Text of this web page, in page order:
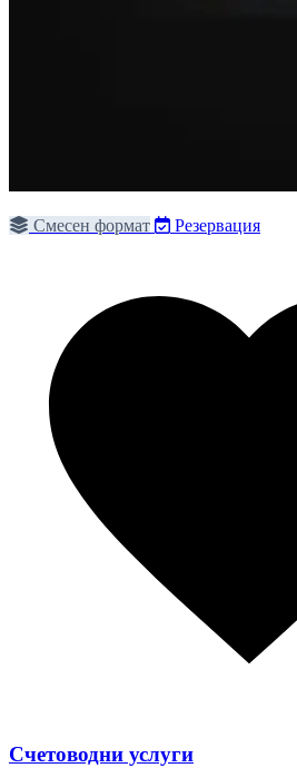
Смесен формат Резервация
Счетоводни услуги